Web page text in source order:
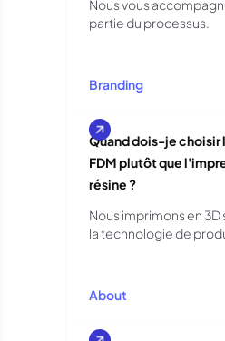
Nous vous
partie du processus.
Branding
Quand dois-je choisir
FDM plutôt que
résine ?
Nous imprimons en
la technologie de
About